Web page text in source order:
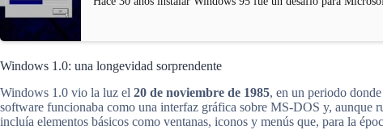
Windows 1.0: una longevidad sorprendente
Windows 1.0 vio la luz el 20 de noviembre de 1985, en un periodo
software funcionaba como una interfaz gráfica sobre MS-DOS y, aunque
incluía elementos básicos como ventanas, iconos y menús que, para la